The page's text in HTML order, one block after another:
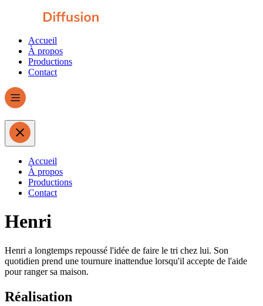
Accueil
À propos
Productions
Contact
Accueil
À propos
Productions
Contact
Henri
Henri a longtemps repoussé l'idée de faire le tri chez lui. Son
quotidien prend une tournure inattendue lorsqu'il accepte de l'aide
pour ranger sa maison.
Réalisation